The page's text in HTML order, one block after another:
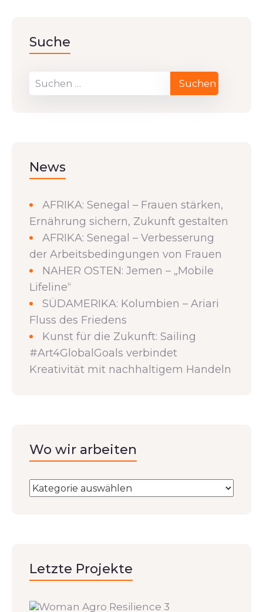
Suche
News
AFRIKA: Senegal – Frauen stärken,
Ernährung sichern, Zukunft gestalten
AFRIKA: Senegal – Verbesserung
der Arbeitsbedingungen von Frauen
NAHER OSTEN: Jemen – „Mobile
Lifeline“
SÜDAMERIKA: Kolumbien – Ariari
Fluss des Friedens
Kunst für die Zukunft: Sailing
#Art4GlobalGoals verbindet
Kreativität mit nachhaltigem Handeln
Wo wir arbeiten
Letzte Projekte